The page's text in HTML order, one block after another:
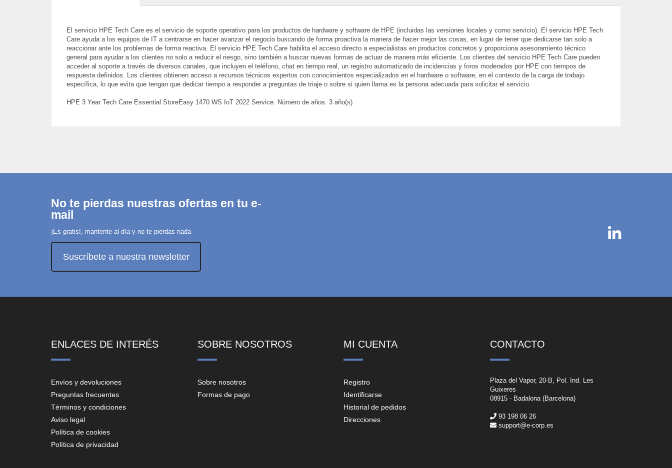
El servicio HPE Tech Care es el servicio de soporte operativo para los productos de hardware y software de HPE (incluidas las versiones locales y como servicio). El servicio HPE Tech
Care ayuda a los equipos de IT a centrarse en hacer avanzar el negocio buscando de forma proactiva la manera de hacer mejor las cosas, en lugar de tener que dedicarse tan solo a
reaccionar ante los problemas de forma reactiva. El servicio HPE Tech Care habilita el acceso directo a especialistas en productos concretos y proporciona asesoramiento técnico
general para ayudar a los clientes no solo a reducir el riesgo, sino también a buscar nuevas formas de actuar de manera más eficiente. Los clientes del servicio HPE Tech Care pueden
acceder al soporte a través de diversos canales, que incluyen el teléfono, chat en tiempo real, un registro automatizado de incidencias y foros moderados por HPE con tiempos de
respuesta definidos. Los clientes obtienen acceso a recursos técnicos expertos con conocimientos especializados en el hardware o software, en el contexto de la carga de trabajo
específica, lo que evita que tengan que dedicar tiempo a responder a preguntas de triaje o sobre si quien llama es la persona adecuada para solicitar el servicio.
HPE 3 Year Tech Care Essential StoreEasy 1470 WS IoT 2022 Service. Número de años: 3 año(s)
No te pierdas nuestras ofertas en tu e-
mail
¡Es gratis!, mantente al día y no te pierdas nada
Suscríbete a nuestra newsletter
ENLACES DE INTERÉS
Envíos y devoluciones
Preguntas frecuentes
Términos y condiciones
Aviso legal
Política de cookies
Política de privacidad
SOBRE NOSOTROS
Sobre nosotros
Formas de pago
MI CUENTA
Registro
Identificarse
Historial de pedidos
Direcciones
CONTACTO
Plaza del Vapor, 20-B, Pol. Ind. Les
Guixeres
08915 - Badalona (Barcelona)
93 198 06 26
support@e-corp.es